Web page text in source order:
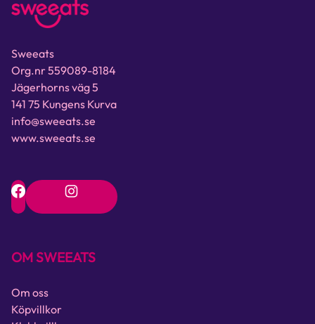
Sweeats
Org.nr 559089-8184
Jägerhorns väg 5
141 75 Kungens Kurva
info@sweeats.se
www.sweeats.se
OM SWEEATS
Om oss
Köpvillkor